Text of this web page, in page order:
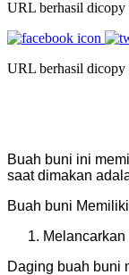
URL berhasil dicopy
URL berhasil dicopy
Buah buni ini
saat dimakan
Buah buni
Daging buah buni